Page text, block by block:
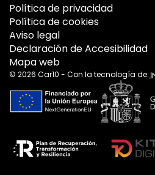
Política de privacidad
Política de cookies
Aviso legal
Declaración de Accesibilidad
Mapa web
© 2026 Car10 - Con la tecnología de: